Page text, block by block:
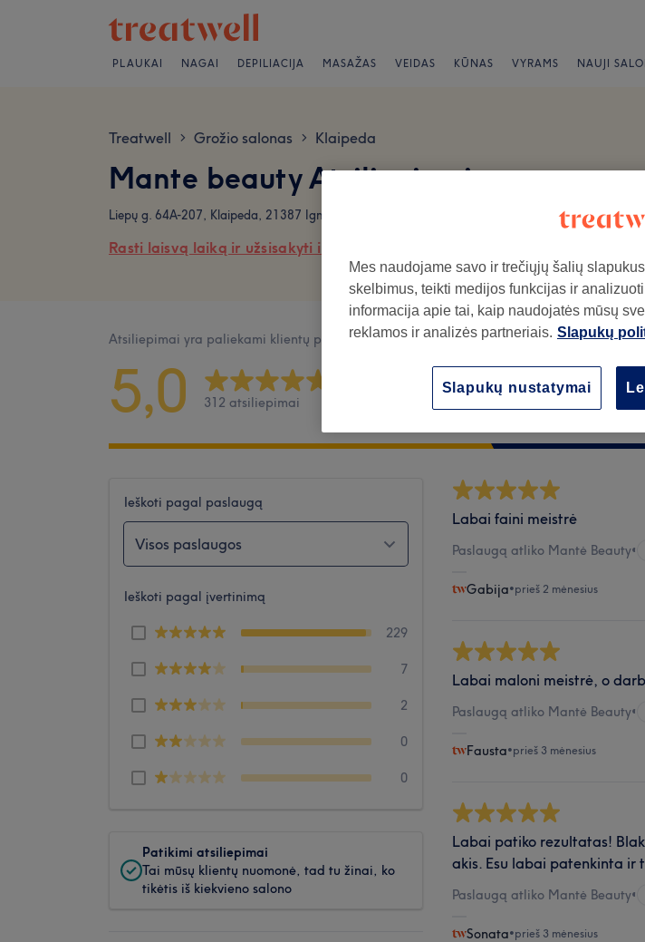
PLAUKAI NAGAI DEPILIACIJA MASAŽAS VEIDAS KŪNAS VYRAMS NAUJI
Treatwell > Grožio salonas > Klaipeda
Mante beauty Atsiliepimai
Liepų g. 64A-207, Klaipeda, 21387 Ignitis pagrindinis pastatas, 2 aukštas
Rasti laisvą laiką ir užsisakyti internetu
Atsiliepimai yra paliekami klientų po jų apsilankymo salone.
5,0 312 atsiliepimai
Atmosfera
Švara
Ieškoti pagal paslaugą
Visos paslaugos
Ieškoti pagal įvertinimą
229
7
2
0
0
Patikimi atsiliepimai
Tai mūsų klientų nuomonė, tad tu žinai, ko
tikėtis iš kiekvieno salono
Labai faini meistrė
Paslaugą atliko Mantė Beauty•
Gabija•prieš 2 mėnesius
Labai maloni meistrė, o
Paslaugą atliko Mantė Beauty•
Fausta•prieš 3 mėnesius
Labai patiko rezultatas!
akis. Esu labai patenkinta ir
Paslaugą atliko Mantė Beauty•
Sonata•prieš 3 mėnesius
Mes naudojame savo ir trečiųjų šalių
skelbimus, teikti medijos funkcijas ir
informacija apie tai, kaip naudojatės mūsų
reklamos ir analizės partneriais. Slapukų
Slapukų nustatymai